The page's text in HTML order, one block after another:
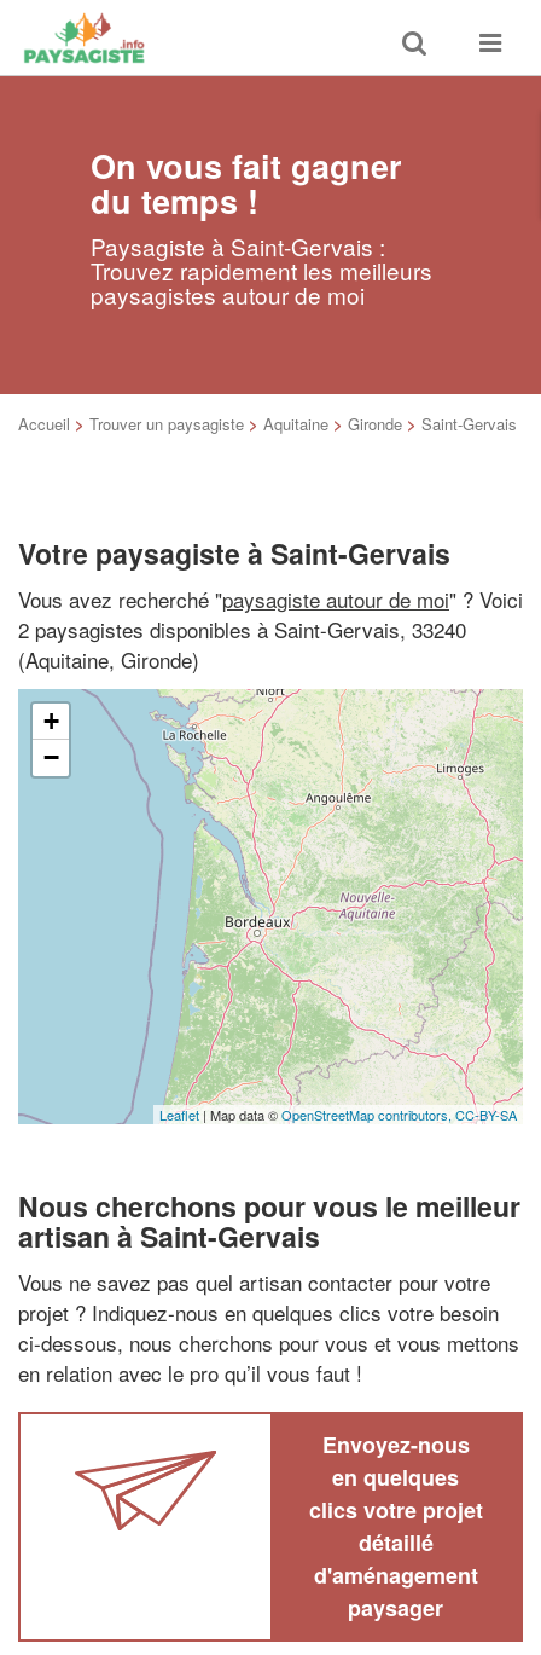
Toggle
search
Toggle
On vous fait gagner
du temps !
Paysagiste à Saint-Gervais :
Trouvez rapidement les meilleurs
paysagistes autour de moi
Accueil > Trouver un paysagiste > Aquitaine > Gironde > Saint-Gervais
Votre paysagiste à Saint-Gervais
Vous avez recherché "paysagiste autour de moi" ? Voici
2 paysagistes disponibles à Saint-Gervais, 33240
(Aquitaine, Gironde)
+
−
Leaflet | Map data ©OpenStreetMap contributors, CC-BY-SA
Nous cherchons pour vous le meilleur
artisan à Saint-Gervais
Vous ne savez pas quel artisan contacter pour votre
projet ? Indiquez-nous en quelques clics votre besoin
ci-dessous, nous cherchons pour vous et vous mettons
en relation avec le pro qu’il vous faut !
Envoyez-nous
en quelques
clics votre projet
détaillé
d'aménagement
paysager